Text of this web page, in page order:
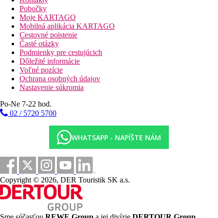
terasa, vírivka
Dvojlôžková izba, Laguna Deluxe, Výhľad na more, Swim-
up:terasa s priamym vstupom do vyhrievaného bazéna, 60 m²
Rodinná izba, Bočný výhľad na more:Dvojlôžková izba,
Club Indigo, terasa:
Dvojlôžková izba, Club Indigo, terasa:
nachádza sa vo vnútri plážového klubu Indigo
hudba, tanečná tyč, zrkadlová stena, tanečné workshopy za
príplatok
Dvojlôžková izba, Standard, výhľad na more, terasa:
terasa, vírivka
Popis hotela
vstupná hala s recepciou
hlavná reštaurácia
5 à la carte reštaurácií ako súčasť all inclusive (3 ďalšie
13 barov(čokoládový bar 24 hodín denne , bar na
plážovom móle, športový bar, bar na doplnenie vitamínov
ponúkajúci širokú škálu ovocných a zeleninových štiav)
bazény (ležadlá, slnečníky a osušky zdarma)
detský bazén
aquapark (6 toboganov)
2 vnútorné bazény
Pobočky
Moje KARTAGO
Mobilná aplikácia KARTAGO
Cestovné poistenie
Časté otázky
Podmienky pre cestujúcich
Dôležité informácie
Voľné pozície
Ochrana osobných údajov
Nastavenie súkromia
Po-Ne 7-22 hod.
02 / 5720 5700
WHATSAPP - NAPÍŠTE NÁM
Copyright © 2026, DER Touristik SK a.s.